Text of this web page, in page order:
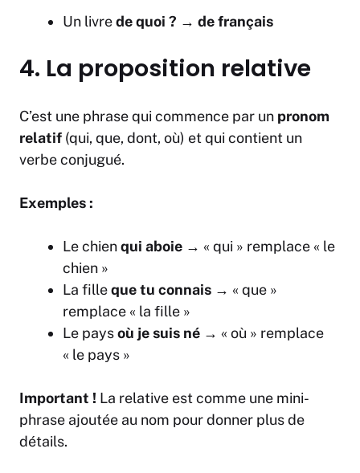
Un livrede quoi ? → de français
4. La proposition relative
C’est une phrase qui commence par un pronom
relatif (qui, que, dont, où) et qui contient un
verbe conjugué.
Exemples :
Le chienqui aboie → « qui » remplace « le
chien »
La filleque tu connais → « que »
remplace « la fille »
Le paysoù je suis né → « où » remplace
« le pays »
Important ! La relative est comme une mini-
phrase ajoutée au nom pour donner plus de
détails.